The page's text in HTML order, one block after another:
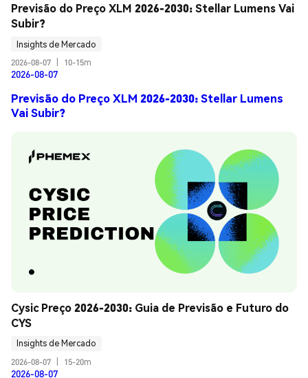
Previsão do Preço XLM 2026-2030: Stellar Lumens Vai
Subir?
Insights de Mercado
2026-08-07
10-15m
2026-08-07
Previsão do Preço XLM 2026-2030: Stellar Lumens
Vai Subir?
Cysic Preço 2026-2030: Guia de Previsão e Futuro do
CYS
Insights de Mercado
2026-08-07
15-20m
2026-08-07